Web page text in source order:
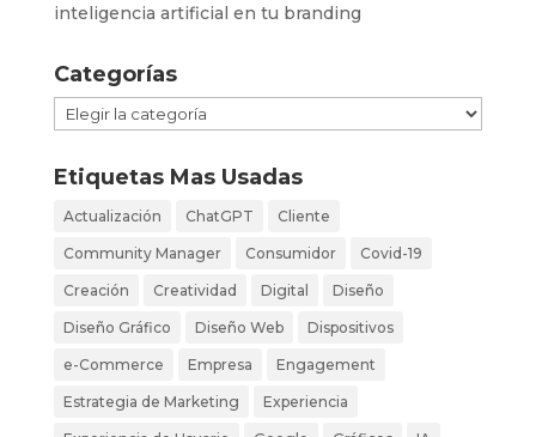
inteligencia artificial en tu branding
Categorías
Categorías
Etiquetas Mas Usadas
Actualización ChatGPT Cliente
Community Manager Consumidor Covid-19
Creación Creatividad Digital Diseño
Diseño Gráfico Diseño Web Dispositivos
e-Commerce Empresa Engagement
Estrategia de Marketing Experiencia